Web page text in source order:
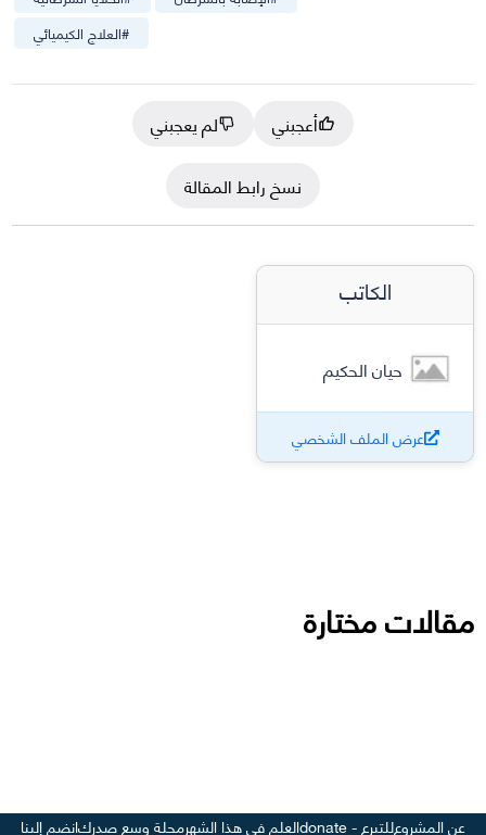
#العلاج الكيميائي
أعجبني
لم يعجبني
نسخ رابط المقالة
الكاتب
حيان الحكيم
عرض الملف الشخصي
مقالات مختارة
عن المشروعللتبرع - donate العلم في هذا الشهرمجلة وسع صدركانضم إلينا